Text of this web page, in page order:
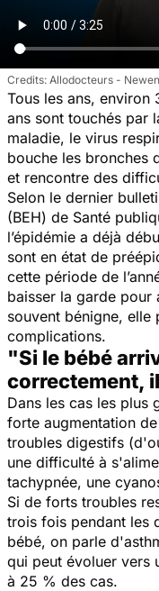
Allodocteurs -
Tous les ans, environ
ans sont touchés par
maladie, le virus
bouche les bronches
et rencontre des
Selon le dernier
(BEH) de Santé
l’épidémie a déjà
sont en état de
cette période de
baisser la garde pour
souvent bénigne, elle
complications.
"Si le bébé
correctement,
Dans les cas les plus
forte augmentation
troubles digestifs
une difficulté à
tachypnée, une
Si de forts troubles
trois fois pendant les
bébé, on parle
qui peut évoluer vers
à 25 % des cas.